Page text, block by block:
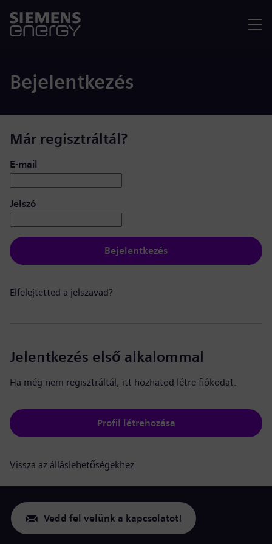
Bejelentkezés
Már regisztráltál?
Bejelentkezés: felhasználó és jelszó
E-mail
Jelszó
Bejelentkezés
Elfelejtetted a jelszavad?
Jelentkezés első alkalommal
Ha még nem regisztráltál, itt hozhatod létre fiókodat.
Profil létrehozása
Vissza az álláslehetőségekhez.
Vedd fel velünk a kapcsolatot!